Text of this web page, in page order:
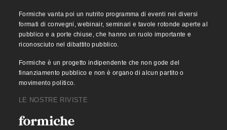
Formiche vanta poi un nutrito programma di eventi nei diversi
formati di convegni, webinair, seminari e tavole rotonde aperte al
pubblico e a porte chiuse, che hanno un ruolo importante e
riconosciuto nel dibattito pubblico.
Formiche è un progetto indipendente che non gode del
finanziamento pubblico e non è organo di alcun partito o
movimento politico.
LE NOSTRE RIVISTE